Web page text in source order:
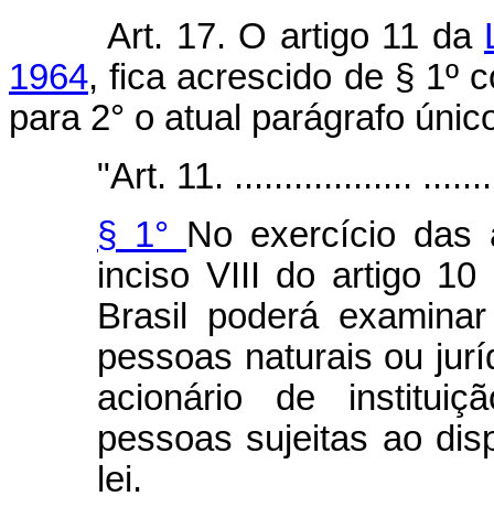
Art. 17. O artigo 11 da
1964, fica acrescido de § 1º
para 2° o atual parágrafo
"Art. 11. ..................
§ 1° No exercício das
inciso VIII do artigo
Brasil poderá
pessoas naturais ou
acionário de
pessoas sujeitas ao
lei.